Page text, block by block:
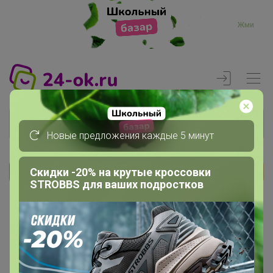
Жми
Главная
Члены клуба
КатаринаВитт
Новые предложения каждые 5 минут
Скидки -20% на крутые кроссовки
STROBBS для ваших подростков